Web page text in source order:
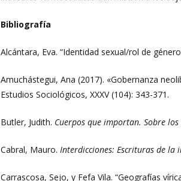
Bibliografía
Alcántara, Eva. “Identidad sexual/rol de
Amuchástegui, Ana (2017). «Gobernanza
Estudios Sociológicos, XXXV (104): 343-371.
Butler, Judith. Cuerpos que importan. Sobre los
Cabral, Mauro.Interdicciones: Escrituras de la
Carrascosa, Sejo, y Fefa Vila. “Geografías